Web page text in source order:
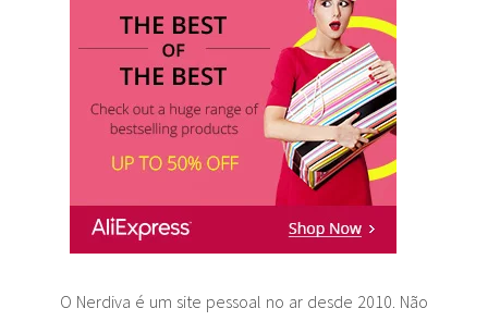
O Nerdiva é um site pessoal no ar desde 2010. Não